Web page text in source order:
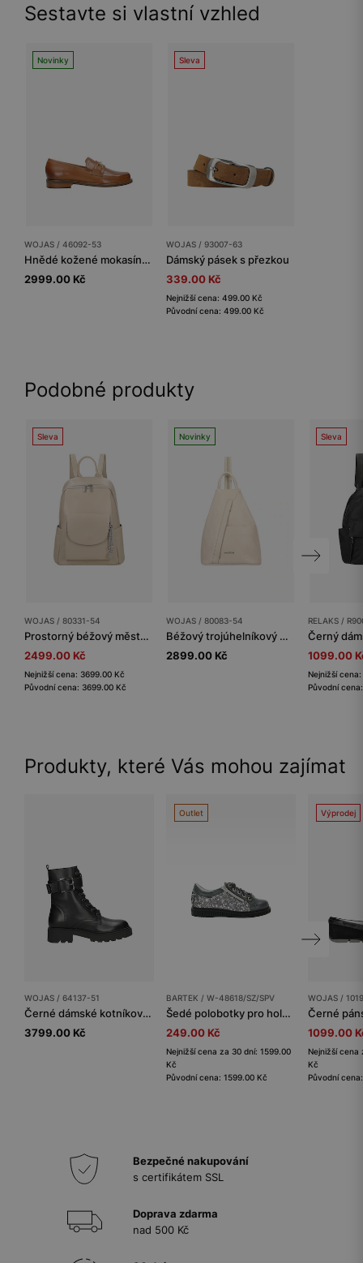
Sestavte si vlastní vzhled
Novinky
WOJAS / 46092-53
Hnědé kožené mokasíny dámské se zlatými detaily
2999.00 Kč
Sleva
WOJAS / 93007-63
Dámský pásek s přezkou
339.00 Kč
Nejnižší cena: 499.00 Kč
Původní cena: 499.00 Kč
Podobné produkty
Sleva
WOJAS / 80331-54
Prostorný béžový městský batoh z lícové kůže
2499.00 Kč
Nejnižší cena: 3699.00 Kč
Původní cena: 3699.00 Kč
Novinky
WOJAS / 80083-54
Béžový trojúhelníkový městský batoh se zipem
2899.00 Kč
Sleva
RELAKS /
1099.00
Nejnižší
Původní
Produkty, které Vás mohou zajímat
WOJAS / 64137-51
Černé dámské kotníkové boty z lícové kůže
3799.00 Kč
Outlet
BARTEK / W-48618/SZ/SPV
Šedé polobotky pro holčičky s třpytivými částicemi BARTEK W-48618/SZ/SPV
249.00 Kč
Nejnižší cena za 30 dní: 1599.00
Kč
Původní cena: 1599.00 Kč
Výprodej
WOJAS /
1099.00
Nejnižší cena
Kč
Původní
Bezpečné nakupování
s certifikátem SSL
Doprava zdarma
nad 500 Kč